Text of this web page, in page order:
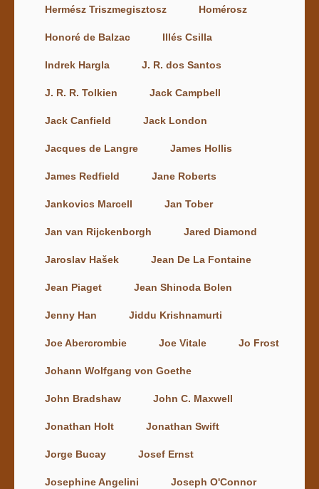
Hermész Triszmegisztosz Homérosz
Honoré de Balzac Illés Csilla
Indrek Hargla J. R. dos Santos
J. R. R. Tolkien Jack Campbell
Jack Canfield Jack London
Jacques de Langre James Hollis
James Redfield Jane Roberts
Jankovics Marcell Jan Tober
Jan van Rijckenborgh Jared Diamond
Jaroslav Hašek Jean De La Fontaine
Jean Piaget Jean Shinoda Bolen
Jenny Han Jiddu Krishnamurti
Joe Abercrombie Joe Vitale Jo Frost
Johann Wolfgang von Goethe
John Bradshaw John C. Maxwell
Jonathan Holt Jonathan Swift
Jorge Bucay Josef Ernst
Josephine Angelini Joseph O'Connor